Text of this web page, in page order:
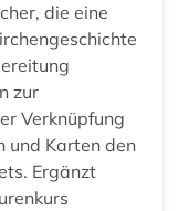
die eine
zur
Verknüpfung
und Karten den
Ergänzt